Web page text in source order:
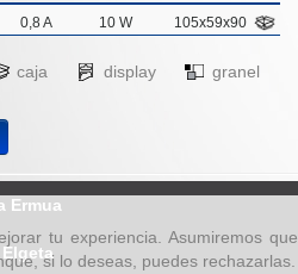
0,8 A 10 W 105x59x90
caja display
granel
Ermua
tu experiencia. Asumiremos que
si lo deseas, puedes rechazarlas.